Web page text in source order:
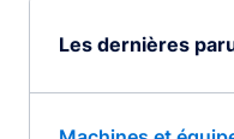
Les dernières